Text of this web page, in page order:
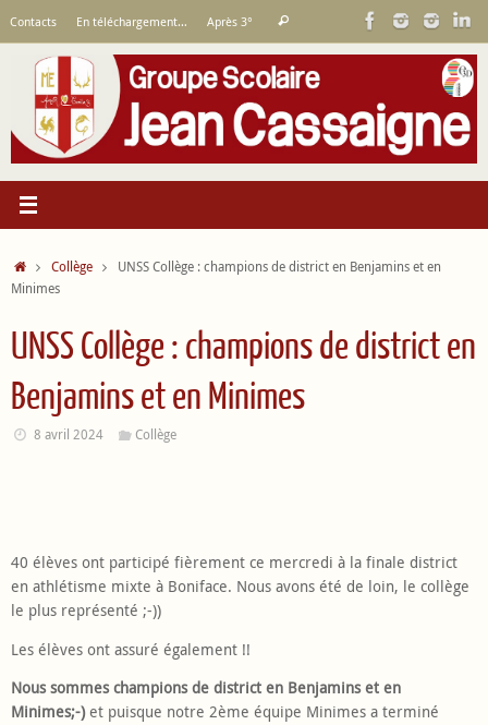
contenu
Contacts En téléchargement… Après 3°
Recherche
:
Rechercher
AccueilCollège
UNSS Collège : champions de district en Benjamins et en
Minimes
UNSS Collège : champions de district en
Benjamins et en Minimes
8 avril 2024 Collège
40 élèves ont participé fièrement ce mercredi à la finale district
en athlétisme mixte à Boniface. Nous avons été de loin, le collège
le plus représenté ;-))
Les élèves ont assuré également !!
Nous sommes champions de district en Benjamins et en
Minimes;-)et puisque notre 2ème équipe Minimes a terminé